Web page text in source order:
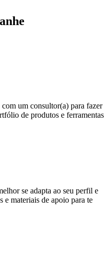
um consultor(a) para fazer
de produtos e ferramentas
se adapta ao seu perfil e
e materiais de apoio para te